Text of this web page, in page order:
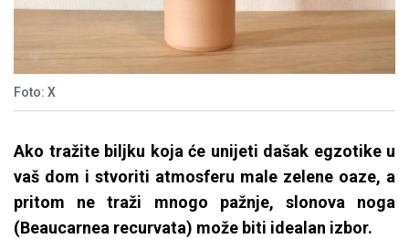
Foto: X
Ako tražite biljku koja će unijeti dašak egzotike u
vaš dom i stvoriti atmosferu male zelene oaze, a
pritom ne traži mnogo pažnje, slonova noga
(Beaucarnea recurvata) može biti idealan izbor.